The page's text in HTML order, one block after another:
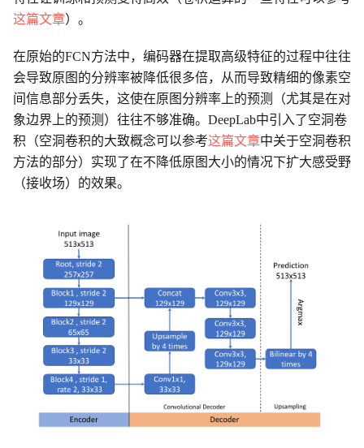
这篇文章）。
在原始的FCN方法中，编码器在提取高级特征的过程中往往
会导致原图的分辨率被降低很多倍，从而导致精细的像素空
间信息部分丢失，这使在原图分辨率上的预测（尤其是在对
象边界上的预测）往往不够准确。DeepLab中引入了空洞卷
积（空洞卷积的大致概念可以参考这篇文章中关于空洞卷积
方法的部分）实现了在不降低原图大小的情况下扩大感受野
（接收场）的效果。